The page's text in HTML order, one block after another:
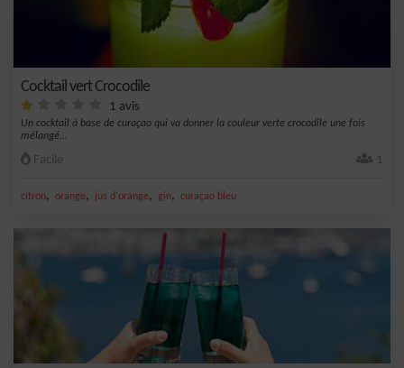
Cocktail vert Crocodile
1 avis
Un cocktail à base de curaçao qui va donner la couleur verte crocodile une fois
mélangé...
Facile 1
citron, orange, jus d'orange, gin, curaçao bleu